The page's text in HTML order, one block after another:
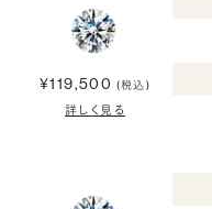
¥119,500 (税込)
詳しく見る